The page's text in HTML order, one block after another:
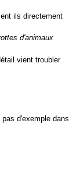
ils directement
d'animaux
vient troubler
d'exemple dans